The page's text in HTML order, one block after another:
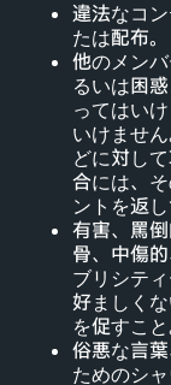
違法なコ
たは配布。
他のメン
るいは困
ってはい
いけませ
どに対し
合には、
ントを返し
有害、罵
骨、中傷
ブリシテ
好ましく
を促すこ
俗悪な言
ためのシ